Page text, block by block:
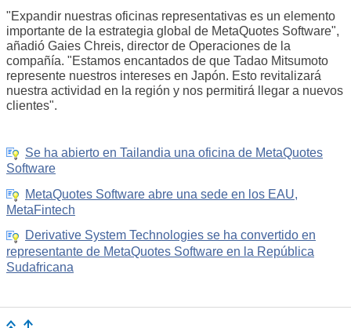
"Expandir nuestras oficinas representativas es un elemento
importante de la estrategia global de MetaQuotes Software",
añadió Gaies Chreis, director de Operaciones de la
compañía. "Estamos encantados de que Tadao Mitsumoto
represente nuestros intereses en Japón. Esto revitalizará
nuestra actividad en la región y nos permitirá llegar a nuevos
clientes".
Se ha abierto en Tailandia una oficina de MetaQuotes
Software
MetaQuotes Software abre una sede en los EAU,
MetaFintech
Derivative System Technologies se ha convertido en
representante de MetaQuotes Software en la República
Sudafricana